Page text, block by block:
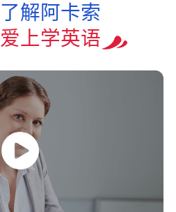
解阿卡索
爱上学英语